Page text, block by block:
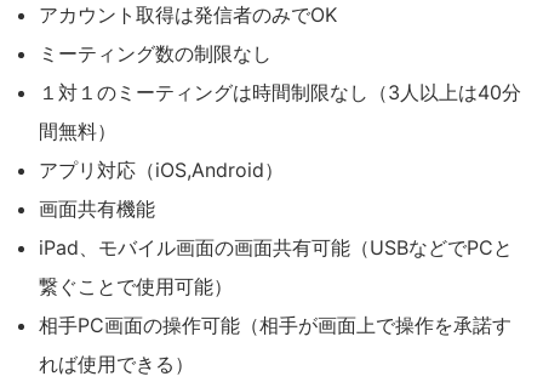
アカウント取得は発信者のみでOK
ミーティング数の制限なし
１対１のミーティングは時間制限なし（3人以上は40分
間無料）
アプリ対応（iOS,Android）
画面共有機能
iPad、モバイル画面の画面共有可能（USBなどでPCと
繋ぐことで使用可能）
相手PC画面の操作可能（相手が画面上で操作を承諾す
れば使用できる）